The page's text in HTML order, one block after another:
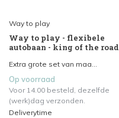
Way to play
Way to play - flexibele
autobaan - king of the road
Extra grote set van maa...
Op voorraad
Voor 14.00 besteld, dezelfde
(werk)dag verzonden.
Deliverytime